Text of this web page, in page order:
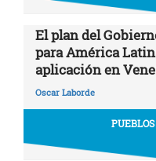
El plan del
para América
aplicación en
Oscar Laborde